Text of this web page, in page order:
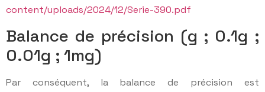
content/uploads/2024/12/Serie-390.pdf
Balance de précision (g ; 0.1g ;
0.01g ; 1mg)
Par conséquent, la balance de précision est